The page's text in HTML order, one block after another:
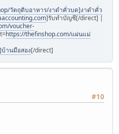
วัตถุดิบอาหาร/งาดำคั่วบด]งาดำคั่ว
]รับทำบัญชี[/direct] |
voucher-
https://thefinshop.com/แผ่นแม่
านมือสอง[/direct]
#10